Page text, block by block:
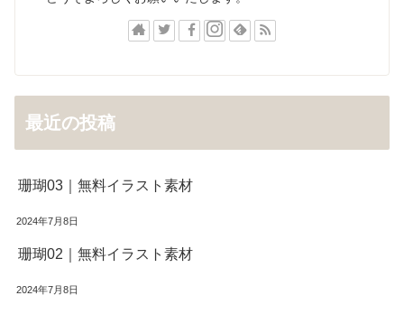
最近の投稿
珊瑚03｜無料イラスト素材
2024年7月8日
珊瑚02｜無料イラスト素材
2024年7月8日